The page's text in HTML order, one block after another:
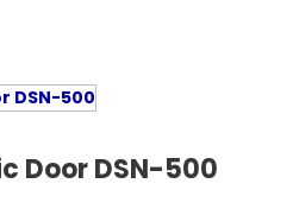
Door DSN-500